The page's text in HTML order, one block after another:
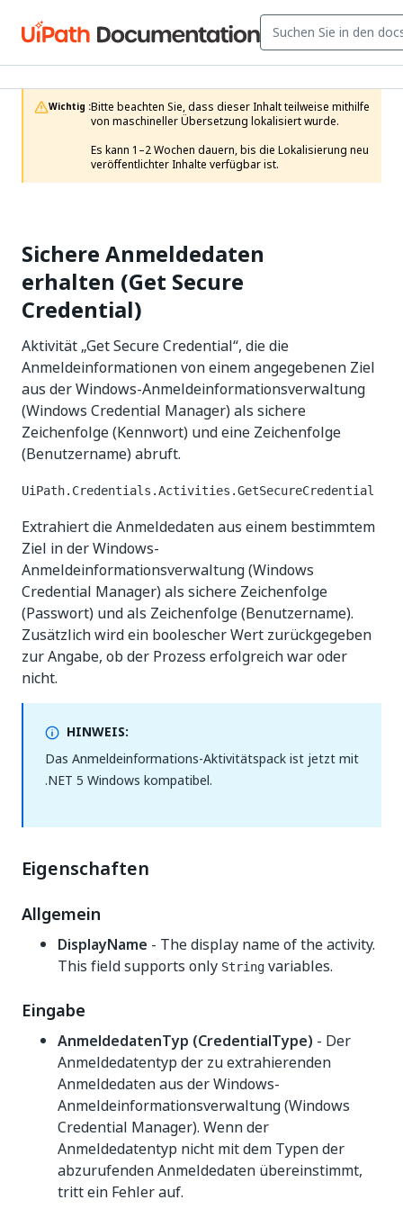
Wichtig :Bitte beachten Sie, dass dieser Inhalt teilweise mithilfe
von maschineller Übersetzung lokalisiert wurde.
Es kann 1–2 Wochen dauern, bis die Lokalisierung neu
veröffentlichter Inhalte verfügbar ist.
Sichere Anmeldedaten
erhalten (Get Secure
Credential)
Aktivität „Get Secure Credential“, die die
Anmeldeinformationen von einem angegebenen Ziel
aus der Windows-Anmeldeinformationsverwaltung
(Windows Credential Manager) als sichere
Zeichenfolge (Kennwort) und eine Zeichenfolge
(Benutzername) abruft.
UiPath.Credentials.Activities.GetSecureCredential
Extrahiert die Anmeldedaten aus einem bestimmtem
Ziel in der Windows-
Anmeldeinformationsverwaltung (Windows
Credential Manager) als sichere Zeichenfolge
(Passwort) und als Zeichenfolge (Benutzername).
Zusätzlich wird ein boolescher Wert zurückgegeben
zur Angabe, ob der Prozess erfolgreich war oder
nicht.
HINWEIS:
Das Anmeldeinformations-Aktivitätspack ist jetzt mit
.NET 5 Windows kompatibel.
Eigenschaften
Allgemein
DisplayName - The display name of the activity.
This field supports only String variables.
Eingabe
AnmeldedatenTyp (CredentialType) - Der
Anmeldedatentyp der zu extrahierenden
Anmeldedaten aus der Windows-
Anmeldeinformationsverwaltung (Windows
Credential Manager). Wenn der
Anmeldedatentyp nicht mit dem Typen der
abzurufenden Anmeldedaten übereinstimmt,
tritt ein Fehler auf.